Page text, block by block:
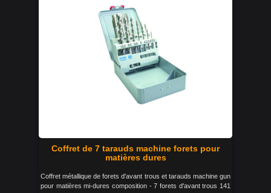
Coffret de 7 tarauds machine forets pour
matières dures
Coffret métallique de forets d'avant trous et tarauds machine gun
pour matières mi-dures composition - 7 forets d'avant trous 141